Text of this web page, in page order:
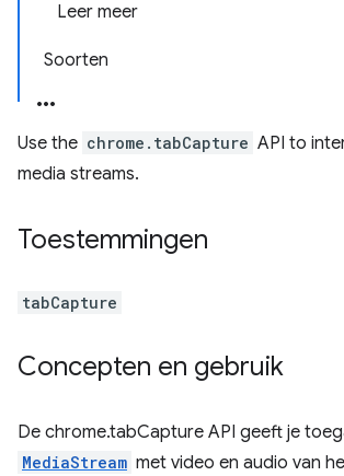
Leer meer
Soorten
Use the chrome.tabCapture API to
media streams.
Toestemmingen
tabCapture
Concepten en gebruik
De chrome.tabCapture API geeft je
MediaStream met video en audio van